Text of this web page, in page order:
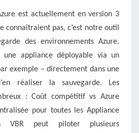
est actuellement en version 3
connaîtraient pas, c’est notre outil
des environnements Azure.
une appliance déployable via un
exemple – directement dans une
réaliser la sauvegarde. Les
: Coût compétitif vs Azure
pour toutes les Appliance
VBR peut piloter plusieurs